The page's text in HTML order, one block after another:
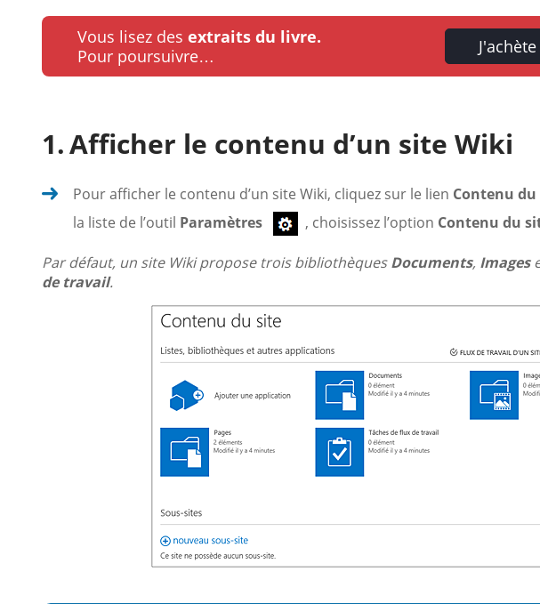
Vous lisez des extraits du livre.
Pour poursuivre…
J'achète
Afficher le contenu d’un site Wiki
Pour afficher le contenu d’un site Wiki, cliquez sur le lien Contenu
la liste de l’outil Paramètres , choisissez l’option Contenu du
Par défaut, un site Wiki propose trois bibliothèquesDocuments, Images
de travail.